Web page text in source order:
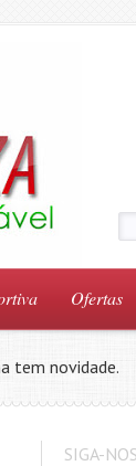
Ofertas
tem novidade.
SIGA-